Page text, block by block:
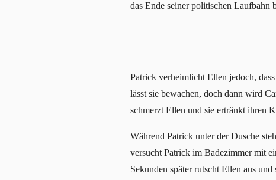
das Ende seiner politischen Laufbahn
Patrick verheimlicht Ellen jedoch,
lässt sie bewachen, doch dann wird
schmerzt Ellen und sie ertränkt ihren
Während Patrick unter der Dusche
versucht Patrick im Badezimmer mit
Sekunden später rutscht Ellen aus